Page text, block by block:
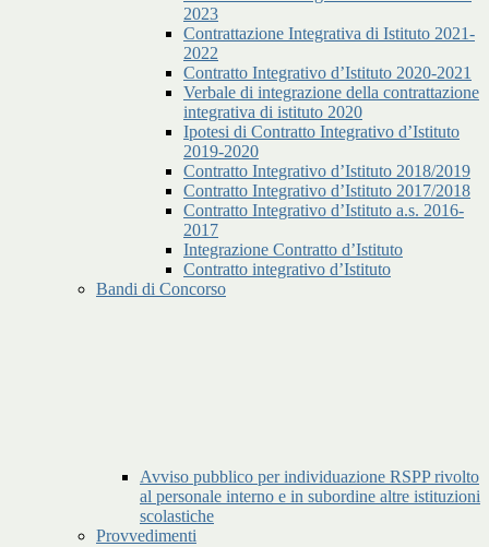
2023
Contrattazione Integrativa di Istituto 2021-
2022
Contratto Integrativo d’Istituto 2020-2021
Verbale di integrazione della contrattazione
integrativa di istituto 2020
Ipotesi di Contratto Integrativo d’Istituto
2019-2020
Contratto Integrativo d’Istituto 2018/2019
Contratto Integrativo d’Istituto 2017/2018
Contratto Integrativo d’Istituto a.s. 2016-
2017
Integrazione Contratto d’Istituto
Contratto integrativo d’Istituto
Bandi di Concorso
Avviso pubblico per individuazione RSPP rivolto
al personale interno e in subordine altre istituzioni
scolastiche
Provvedimenti